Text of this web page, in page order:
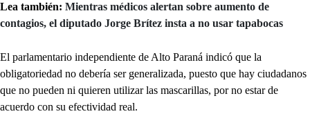
Lea también: Mientras médicos alertan sobre aumento de
contagios, el diputado Jorge Brítez insta a no usar tapabocas
El parlamentario independiente de Alto Paraná indicó que la
obligatoriedad no debería ser generalizada, puesto que hay ciudadanos
que no pueden ni quieren utilizar las mascarillas, por no estar de
acuerdo con su efectividad real.